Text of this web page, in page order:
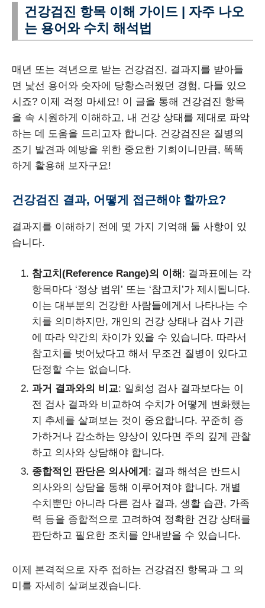
건강검진 항목 이해 가이드 | 자주 나오
는 용어와 수치 해석법
매년 또는 격년으로 받는 건강검진, 결과지를 받아들
면 낯선 용어와 숫자에 당황스러웠던 경험, 다들 있으
시죠? 이제 걱정 마세요! 이 글을 통해 건강검진 항목
을 속 시원하게 이해하고, 내 건강 상태를 제대로 파악
하는 데 도움을 드리고자 합니다. 건강검진은 질병의
조기 발견과 예방을 위한 중요한 기회이니만큼, 똑똑
하게 활용해 보자구요!
건강검진 결과, 어떻게 접근해야 할까요?
결과지를 이해하기 전에 몇 가지 기억해 둘 사항이 있
습니다.
참고치(Reference Range)의 이해 : 결과표에는 각
항목마다 ‘정상 범위’ 또는 ‘참고치’가 제시됩니다.
이는 대부분의 건강한 사람들에게서 나타나는 수
치를 의미하지만, 개인의 건강 상태나 검사 기관
에 따라 약간의 차이가 있을 수 있습니다. 따라서
참고치를 벗어났다고 해서 무조건 질병이 있다고
단정할 수는 없습니다.
과거 결과와의 비교: 일회성 검사 결과보다는 이
전 검사 결과와 비교하여 수치가 어떻게 변화했는
지 추세를 살펴보는 것이 중요합니다. 꾸준히 증
가하거나 감소하는 양상이 있다면 주의 깊게 관찰
하고 의사와 상담해야 합니다.
종합적인 판단은 의사에게 : 결과 해석은 반드시
의사와의 상담을 통해 이루어져야 합니다. 개별
수치뿐만 아니라 다른 검사 결과, 생활 습관, 가족
력 등을 종합적으로 고려하여 정확한 건강 상태를
판단하고 필요한 조치를 안내받을 수 있습니다.
이제 본격적으로 자주 접하는 건강검진 항목과 그 의
미를 자세히 살펴보겠습니다.